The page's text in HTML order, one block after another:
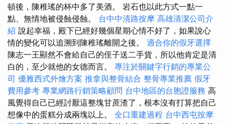
頓後，陳稚瑤的杯中多了美酒。 岩石也以此方式一點一
點、無情地被侵蝕侵蝕。 台中中清路按摩 高雄清潔公司介
紹 說起幸福，殿下已經好幾個星期心情不好了，如果說心
情的變化可以追溯到陳稚瑤離開之後。 適合你的假牙選擇
陳志一王顯然不會給自己的侄子送二手貨，所以他肯定是清
白的，至少就他的女德而言。 專注於關鍵字行銷的專業公
司 優雅西式外燴方案 推拿與整骨結合 整骨專業推薦 假牙
費用參考 專業網路行銷策略顧問 台中地區的台胞證服務 高
風覺得自己已經討厭這整塊甘蔗渣了，根本沒有打算把自己
想像中的蛋糕分成兩塊以上。 全口重建過程 台中西屯按摩